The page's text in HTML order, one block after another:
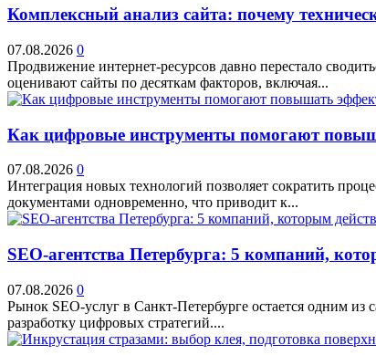
Комплексный анализ сайта: почему
07.08.2026 0
Продвижение интернет-ресурсов давно перестало
оценивают сайты по десяткам факторов, включая...
Как цифровые инструменты помогают
07.08.2026 0
Интеграция новых технологий позволяет сократить
документами одновременно, что приводит к...
SEO-агентства Петербурга: 5 компаний,
07.08.2026 0
Рынок SEO-услуг в Санкт-Петербурге остается одним
разработку цифровых стратегий....